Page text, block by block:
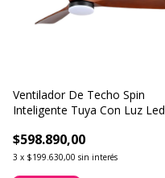
Ventilador De Techo Spin
Inteligente Tuya Con Luz Led
$598.890,00
3 x $199.630,00 sin interés